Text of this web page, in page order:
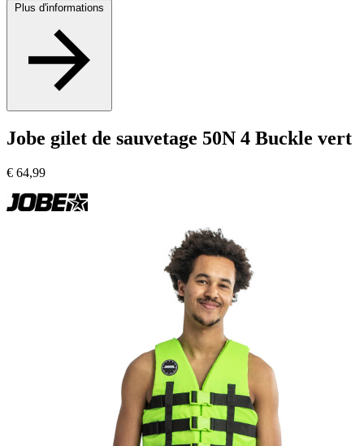
Plus d'informations
Jobe gilet de sauvetage 50N 4 Buckle vert
€ 64,99